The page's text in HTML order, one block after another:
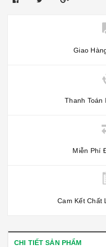
Giao
Thanh Toán
Miễn Phí
Cam Kết Chất
CHI TIẾT SẢN PHẨM